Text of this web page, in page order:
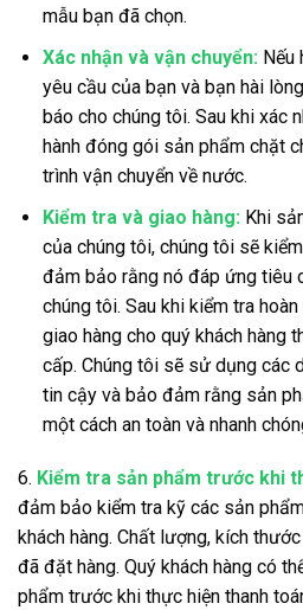
mẫu bạn đã chọn.
Xác nhận và vận chuyển:Nếu
yêu cầu của bạn và bạn hài
báo cho chúng tôi. Sau khi xác
hành đóng gói sản phẩm chặt
trình vận chuyển về nước.
Kiểm tra và giao hàng: Khi
của chúng tôi, chúng tôi sẽ
đảm bảo rằng nó đáp ứng tiêu
chúng tôi. Sau khi kiểm tra
giao hàng cho quý khách hàng
cấp. Chúng tôi sẽ sử dụng các
tin cậy và bảo đảm rằng sản
một cách an toàn và nhanh
6. Kiểm tra sản phẩm trước khi
đảm bảo kiểm tra kỹ các sản
khách hàng. Chất lượng, kích
đã đặt hàng. Quý khách hàng có
phẩm trước khi thực hiện thanh